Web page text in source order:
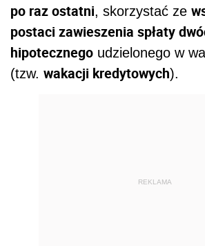
po raz ostatni, skorzystać ze
postaci zawieszenia spłaty
hipotecznego udzielonego w
(tzw. wakacji kredytowych).
REKLAMA